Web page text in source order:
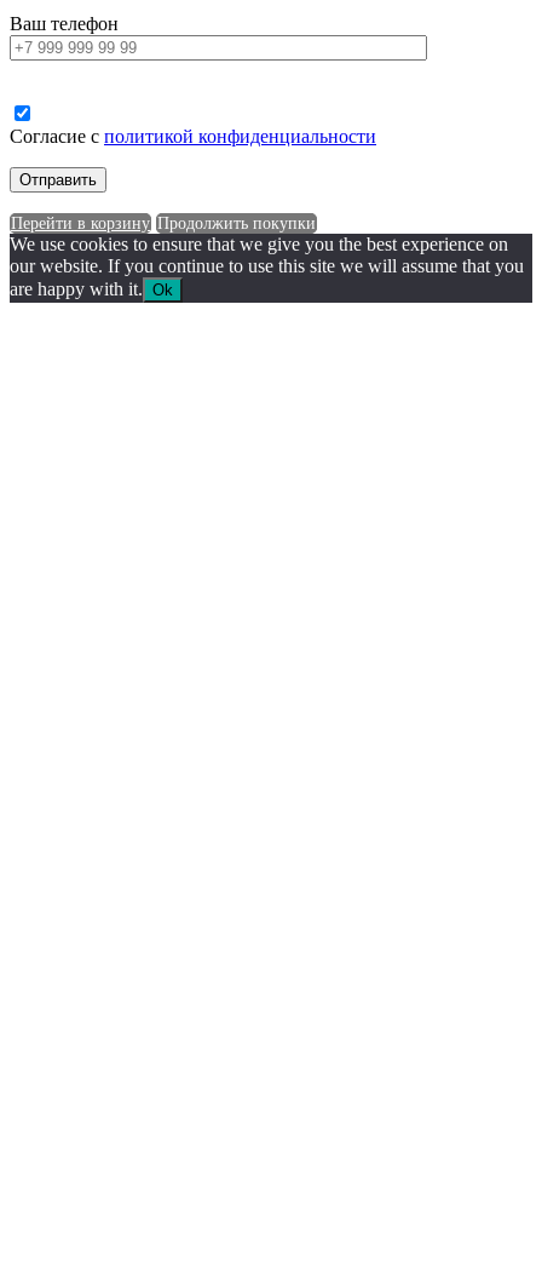
Ваш телефон
Согласие с политикой конфиденциальности
Перейти в корзину Продолжить покупки
We use cookies to ensure that we give you the best experience on
our website. If you continue to use this site we will assume that you
are happy with it. Ok